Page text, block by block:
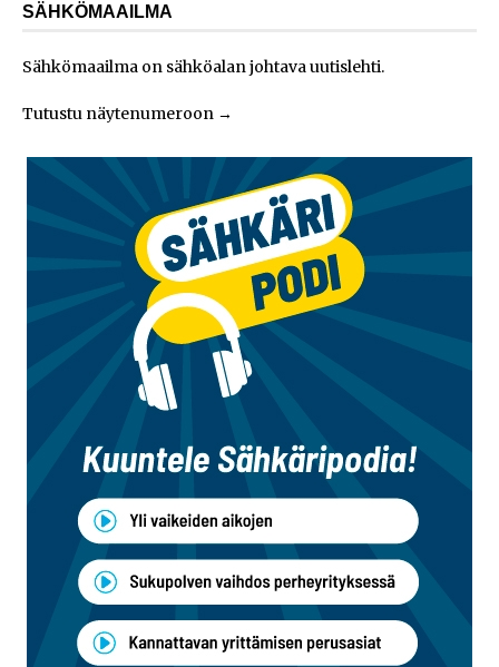
SÄHKÖMAAILMA
Sähkömaailma on sähköalan johtava uutislehti.
Tutustu näytenumeroon →